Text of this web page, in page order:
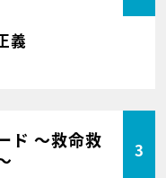
義
ド ～救命救
3